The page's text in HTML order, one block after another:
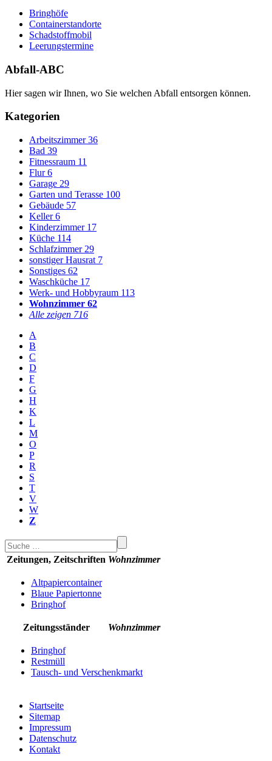
Bringhöfe
Containerstandorte
Schadstoffmobil
Leerungstermine
Abfall-ABC
Hier sagen wir Ihnen, wo Sie welchen Abfall entsorgen können.
Kategorien
Arbeitszimmer36
Bad 39
Fitnessraum 11
Flur6
Garage 29
Garten und Terasse 100
Gebäude 57
Keller6
Kinderzimmer 17
Küche 114
Schlafzimmer 29
sonstiger Hausrat 7
Sonstiges 62
Waschküche 17
Werk- und Hobbyraum 113
Wohnzimmer 62
Alle zeigen 716
A
B
C
D
F
G
H
K
L
M
O
P
R
S
T
V
W
Z
Zeitungen, Zeitschriften Wohnzimmer
Altpapiercontainer
Blaue Papiertonne
Bringhof
Zeitungsständer Wohnzimmer
Bringhof
Restmüll
Tausch- und Verschenkmarkt
Startseite
Sitemap
Impressum
Datenschutz
Kontakt